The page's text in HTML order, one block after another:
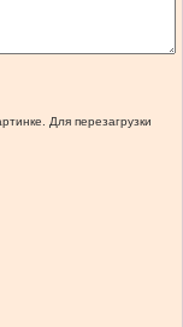
Для перезагрузки